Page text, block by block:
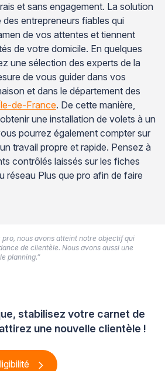
et sans engagement. La solution
entrepreneurs fiables qui
de vos attentes et tiennent
de votre domicile. En quelques
une sélection des experts de la
de vous guider dans vos
et dans le département des
de-France. De cette manière,
une installation de volets à un
pourrez également compter sur
travail propre et rapide. Pensez à
contrôlés laissés sur les fiches
réseau Plus que pro afin de faire
stabilisez votre carnet de
une nouvelle clientèle !
pro, nous avons atteint notre objectif qui
de clientèle. Nous avons aussi une
planning.”